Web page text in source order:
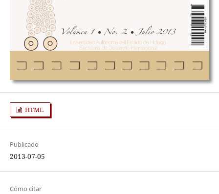
HTML
Publicado
2013-07-05
Cómo citar